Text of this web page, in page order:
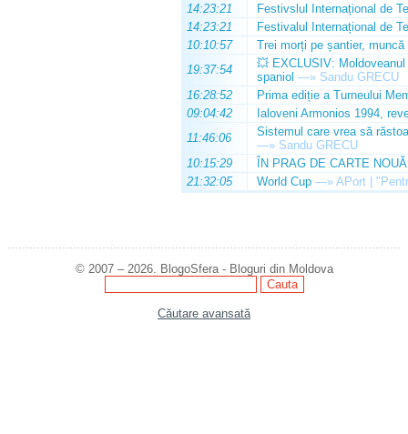
14:23:21
Festivslul Internațional de
14:23:21
Festivalul Internațional de
10:10:57
Trei morți pe șantier, muncă
19:37:54
💥 EXCLUSIV:
spaniol —» Sandu GRECU
16:28:52
Prima ediție a Turneului
09:04:42
Ialoveni Armonios 1994,
11:46:06
Sistemul care vrea să
—» Sandu GRECU
10:15:29
ÎN PRAG DE CARTE NOUĂ
21:32:05
World Cup —» APort |
© 2007 – 2026. BlogoSfera - Bloguri din Moldova
Căutare avansată